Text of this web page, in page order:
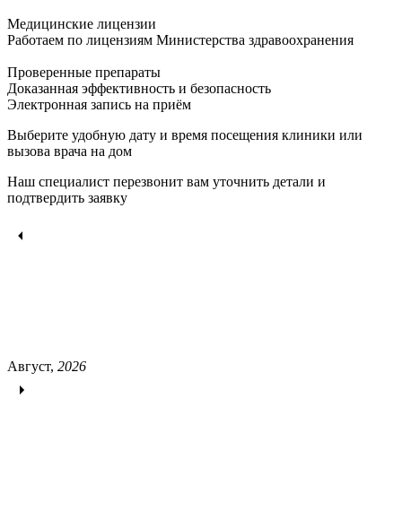
Медицинские лицензии
Работаем по лицензиям Министерства здравоохранения
Проверенные препараты
Доказанная эффективность и безопасность
Электронная запись на приём
Выберите удобную дату и время посещения клиники или
вызова врача на дом
Наш специалист перезвонит вам уточнить детали и
подтвердить заявку
Август, 2026